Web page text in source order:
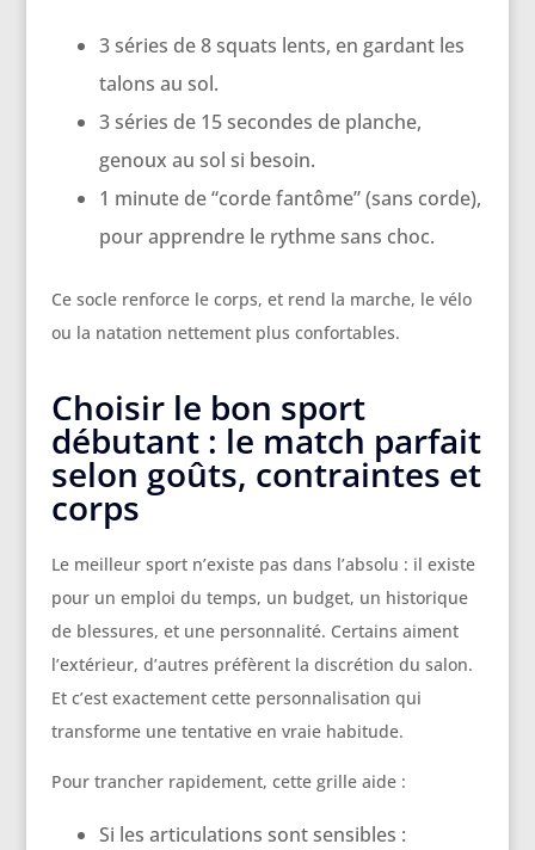
3 séries de 8 squats lents, en gardant les
talons au sol.
3 séries de 15 secondes de planche,
genoux au sol si besoin.
1 minute de “corde fantôme” (sans corde),
pour apprendre le rythme sans choc.
Ce socle renforce le corps, et rend la marche, le vélo
ou la natation nettement plus confortables.
Choisir le bon sport
débutant : le match parfait
selon goûts, contraintes et
corps
Le meilleur sport n’existe pas dans l’absolu : il existe
pour un emploi du temps, un budget, un historique
de blessures, et une personnalité. Certains aiment
l’extérieur, d’autres préfèrent la discrétion du salon.
Et c’est exactement cette personnalisation qui
transforme une tentative en vraie habitude.
Pour trancher rapidement, cette grille aide :
Si les articulations sont sensibles :